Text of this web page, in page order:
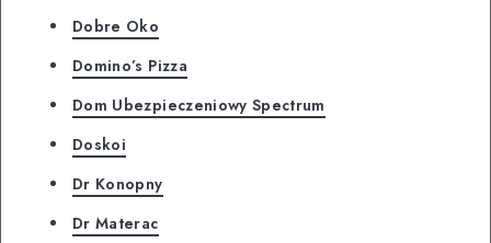
Dobre Oko
Domino’s Pizza
Dom Ubezpieczeniowy Spectrum
Doskoi
Dr Konopny
Dr Materac